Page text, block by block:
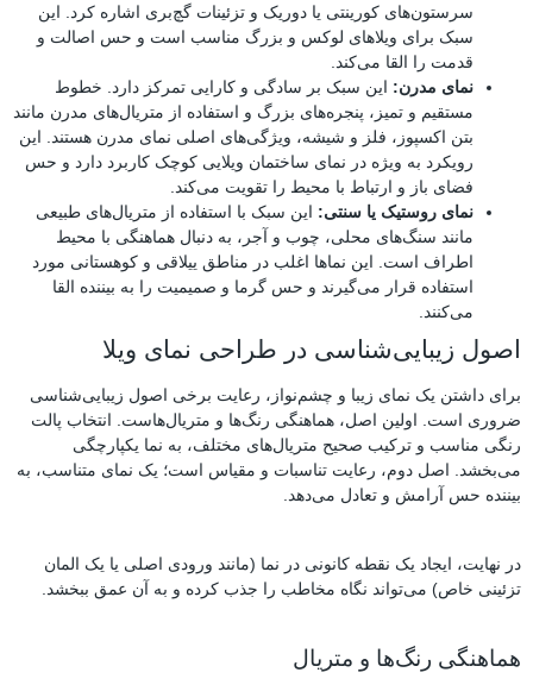
سرستون‌های کورینتی یا دوریک و تزئینات گچ‌بری اشاره کرد. این
سبک برای ویلاهای لوکس و بزرگ مناسب است و حس اصالت و
قدمت را القا می‌کند.
نمای مدرن:این سبک بر سادگی و کارایی تمرکز دارد. خطوط
مستقیم و تمیز، پنجره‌های بزرگ و استفاده از متریال‌های مدرن مانند
بتن اکسپوز، فلز و شیشه، ویژگی‌های اصلی نمای مدرن هستند. این
رویکرد به ویژه در نمای ساختمان ویلایی کوچک کاربرد دارد و حس
فضای باز و ارتباط با محیط را تقویت می‌کند.
نمای روستیک یا سنتی: این سبک با استفاده از متریال‌های طبیعی
مانند سنگ‌های محلی، چوب و آجر، به دنبال هماهنگی با محیط
اطراف است. این نماها اغلب در مناطق ییلاقی و کوهستانی مورد
استفاده قرار می‌گیرند و حس گرما و صمیمیت را به بیننده القا
می‌کنند.
اصول زیبایی‌شناسی در طراحی نمای ویلا
برای داشتن یک نمای زیبا و چشم‌نواز، رعایت برخی اصول زیبایی‌شناسی
ضروری است. اولین اصل، هماهنگی رنگ‌ها و متریال‌هاست. انتخاب پالت
رنگی مناسب و ترکیب صحیح متریال‌های مختلف، به نما یکپارچگی
می‌بخشد. اصل دوم، رعایت تناسبات و مقیاس است؛ یک نمای متناسب، به
بیننده حس آرامش و تعادل می‌دهد.
در نهایت، ایجاد یک نقطه کانونی در نما (مانند ورودی اصلی یا یک المان
تزئینی خاص) می‌تواند نگاه مخاطب را جذب کرده و به آن عمق ببخشد.
هماهنگی رنگ‌ها و متریال